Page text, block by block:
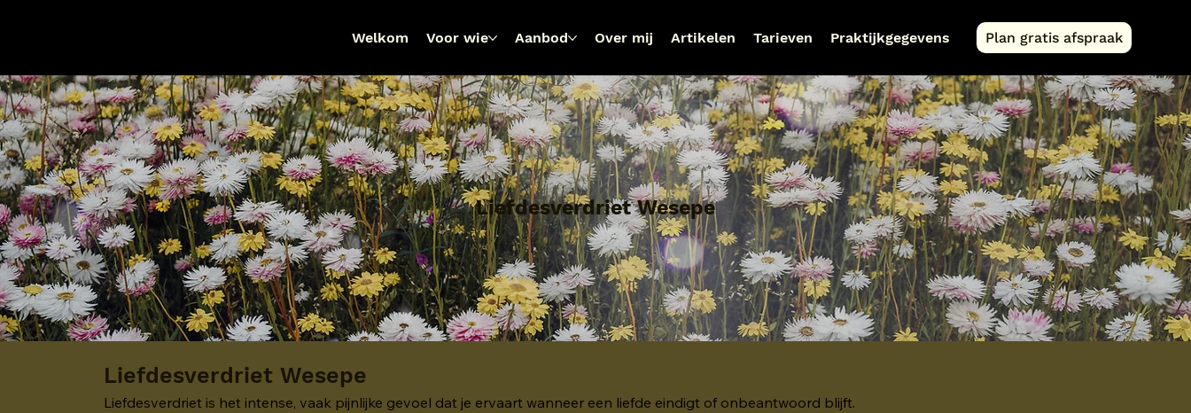
Welkom Voor wie Aanbod Over mij Artikelen Tarieven Praktijkgegevens Plan gratis afspraak
Liefdesverdriet Wesepe
Liefdesverdriet Wesepe
Liefdesverdriet is het intense, vaak pijnlijke gevoel dat je ervaart wanneer een liefde eindigt of onbeantwoord blijft.